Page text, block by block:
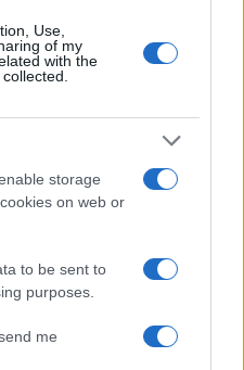
Use,
of my
with the
storage
on web or
to be sent to
purposes.
me